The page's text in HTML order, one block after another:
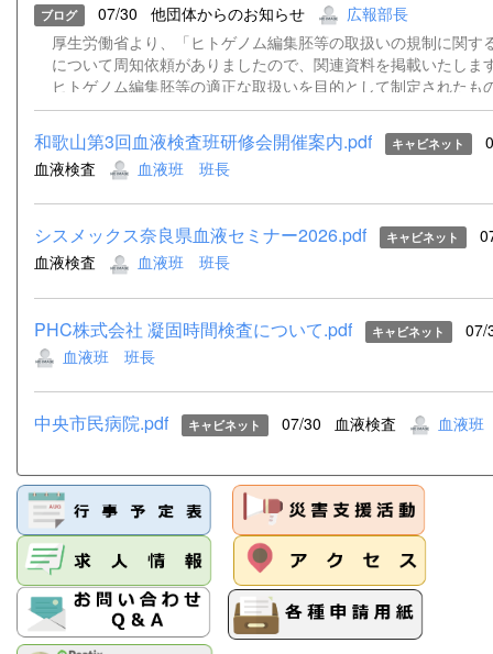
ブログ 07/30 他団体からのお知らせ
広報部長
厚生労働省より、「ヒトゲノム編集胚等の取扱いの規制に関す
について周知依頼がありましたので、関連資料を掲載いたしま
ヒトゲノム編集胚等の適正な取扱いを目的として制定されたも
定を除き令和9年7月24日から施行される予定です。 詳細につ
付資料をご確認ください。 事務連絡（別記団体宛て・ヒトゲ
扱規制法）.pdf 公布通知（ヒトゲノム編集胚等取扱規制法）
集胚等の取扱いの規制に関する法律（令和８年法律第70号）（
和歌山第3回血液検査班研修会開催案内.pdf キャビネット
血液検査
血液班 班長
シスメックス奈良県血液セミナー2026.pdf キャビネット
血液検査
血液班 班長
PHC株式会社 凝固時間検査について.pdf キャビネット
07/
血液班 班長
中央市民病院.pdf キャビネット 07/30 血液検査 血液